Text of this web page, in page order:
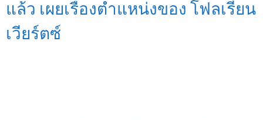
แล้ว เผยเรื่องตำแหน่งของ โฟลเรียน
เวียร์ตซ์